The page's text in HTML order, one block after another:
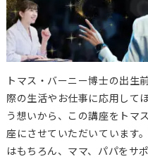
トマス・バーニー博士の出生
際の生活やお仕事に応用して
う想いから、この講座をトマ
座にさせていただいています
はもちろん、ママ、パパをサ